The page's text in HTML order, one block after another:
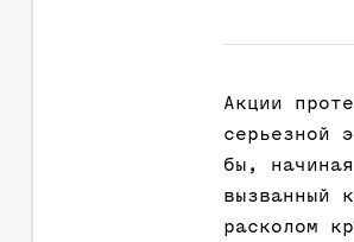
Акции
серьезной
бы,
вызванный
расколом